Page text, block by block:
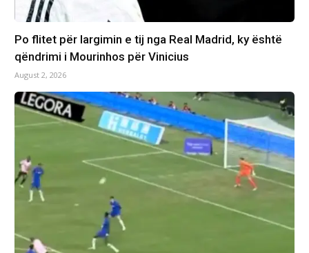
Po flitet për largimin e tij nga Real Madrid, ky është
qëndrimi i Mourinhos për Vinicius
August 2, 2026